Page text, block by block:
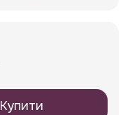
Купити